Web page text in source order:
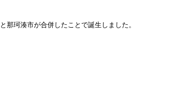
珂湊市が合併したことで誕生しました。